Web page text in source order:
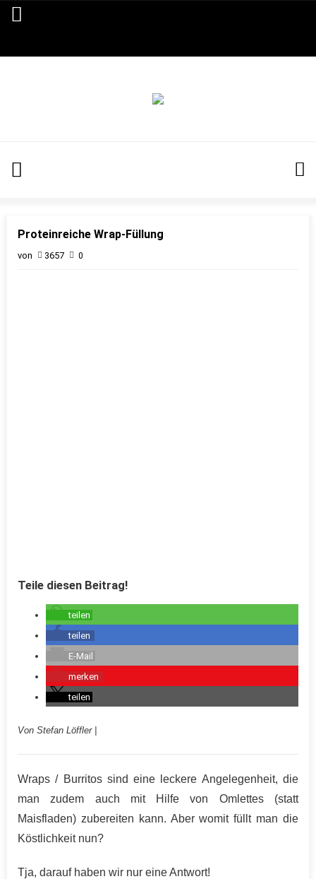
Proteinreiche Wrap-Füllung
von 3657 0
Teile diesen Beitrag!
teilen
teilen
E-Mail
merken
teilen
Von Stefan Löffler |
Wraps / Burritos sind eine leckere Angelegenheit, die
man zudem auch mit Hilfe von Omlettes (statt
Maisfladen) zubereiten kann. Aber womit füllt man die
Köstlichkeit nun?
Tja, darauf haben wir nur eine Antwort!